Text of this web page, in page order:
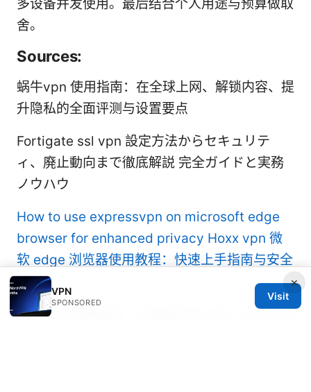
多设备并发使用。最后结合个人用途与预算做取
舍。
Sources:
蜗牛vpn 使用指南：在全球上网、解锁内容、提
升隐私的全面评测与设置要点
Fortigate ssl vpn 設定方法からセキュリテ
ィ、廃止動向まで徹底解説 完全ガイドと実務
ノウハウ
How to use expressvpn on microsoft edge
browser for enhanced privacy Hoxx vpn 微
软 edge 浏览器使用教程：快速上手指南与安全
实用技巧
缅甸vpn 使用指南：在缅甸安全上网、绕过封锁
×
VPN
SPONSORED
Visit